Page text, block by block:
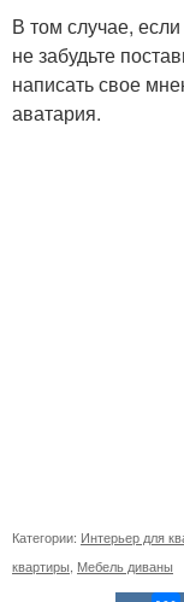
В том случае,
не забудьте
написать свое
аватария.
Категории: Интерьер для
квартиры Мебель диваны